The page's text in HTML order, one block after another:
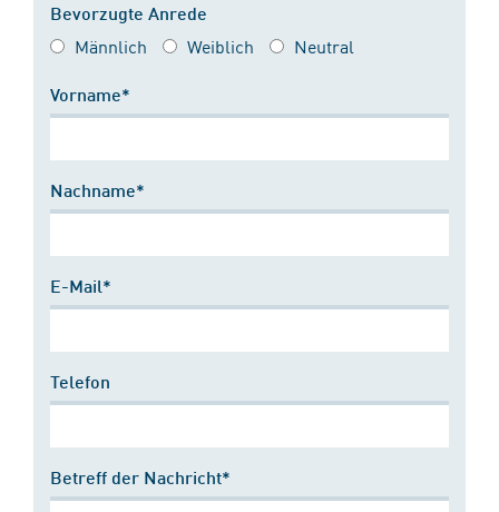
Bevorzugte Anrede
Männlich Weiblich Neutral
Vorname*
Nachname*
E-Mail*
Telefon
Betreff der Nachricht*